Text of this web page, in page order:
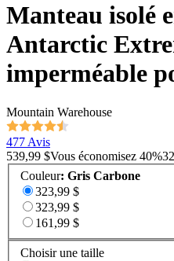
Manteau isolé
Antarctic
imperméable
Mountain Warehouse
477 Avis
539,99 $Vous économisez 40%
Couleur: Gris Carbone
323,99 $
323,99 $
161,99 $
Choisir une taille